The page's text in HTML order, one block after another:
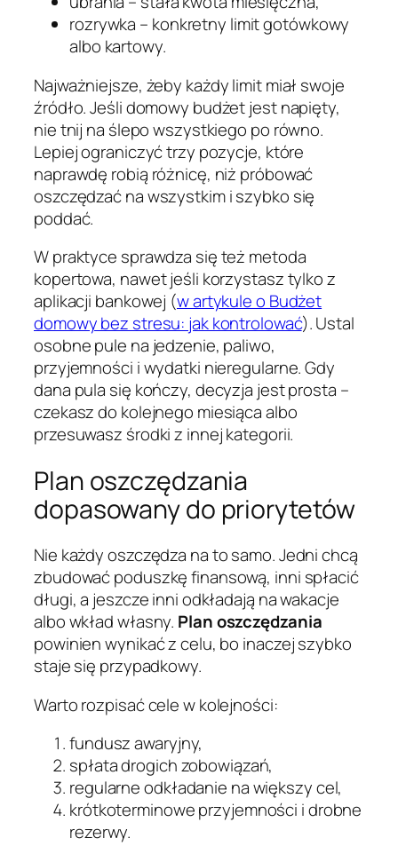
rozrywka – konkretny limit gotówkowy
albo kartowy.
Najważniejsze, żeby każdy limit miał swoje
źródło. Jeśli domowy budżet jest napięty,
nie tnij na ślepo wszystkiego po równo.
Lepiej ograniczyć trzy pozycje, które
naprawdę robią różnicę, niż próbować
oszczędzać na wszystkim i szybko się
poddać.
W praktyce sprawdza się też metoda
kopertowa, nawet jeśli korzystasz tylko z
aplikacji bankowej (w artykule o Budżet
domowy bez stresu: jak kontrolować). Ustal
osobne pule na jedzenie, paliwo,
przyjemności i wydatki nieregularne. Gdy
dana pula się kończy, decyzja jest prosta –
czekasz do kolejnego miesiąca albo
przesuwasz środki z innej kategorii.
Plan oszczędzania
dopasowany do priorytetów
Nie każdy oszczędza na to samo. Jedni chcą
zbudować poduszkę finansową, inni spłacić
długi, a jeszcze inni odkładają na wakacje
albo wkład własny. Plan oszczędzania
powinien wynikać z celu, bo inaczej szybko
staje się przypadkowy.
Warto rozpisać cele w kolejności:
fundusz awaryjny,
spłata drogich zobowiązań,
regularne odkładanie na większy cel,
krótkoterminowe przyjemności i drobne
rezerwy.